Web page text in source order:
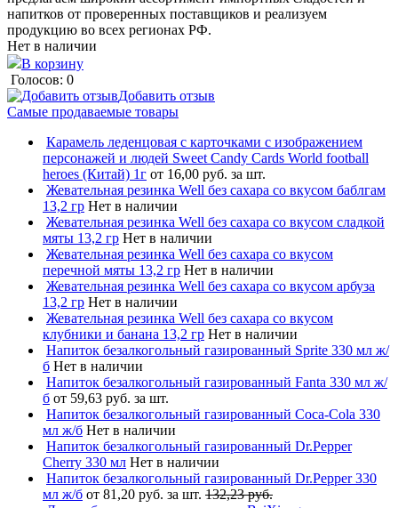
напитков от проверенных поставщиков и реализуем
продукцию во всех регионах РФ.
Нет в наличии
В корзину
Голосов: 0
Добавить отзыв
Самые продаваемые товары
Карамель леденцовая с карточками с изображением
персонажей и людей Sweet Candy Cards World football
heroes (Китай) 1г от 16,00 руб. за шт.
Жевательная резинка Well без сахара со вкусом баблгам
13,2 гр Нет в наличии
Жевательная резинка Well без сахара со вкусом сладкой
мяты 13,2 гр Нет в наличии
Жевательная резинка Well без сахара со вкусом
перечной мяты 13,2 гр Нет в наличии
Жевательная резинка Well без сахара со вкусом арбуза
13,2 гр Нет в наличии
Жевательная резинка Well без сахара со вкусом
клубники и банана 13,2 гр Нет в наличии
Напиток безалкогольный газированный Sprite 330 мл ж/
б Нет в наличии
Напиток безалкогольный газированный Fanta 330 мл ж/
б от 59,63 руб. за шт.
Напиток безалкогольный газированный Coca-Cola 330
мл ж/б Нет в наличии
Напиток безалкогольный газированный Dr.Pepper
Cherry 330 мл Нет в наличии
Напиток безалкогольный газированный Dr.Pepper 330
мл ж/б от 81,20 руб. за шт. 132,23 руб.